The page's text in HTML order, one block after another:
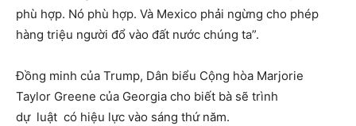
phù hợp. Nó phù hợp. Và Mexico phải ngừng cho phép
hàng triệu người đổ vào đất nước chúng ta”.
Đồng minh của Trump, Dân biểu Cộng hòa Marjorie
Taylor Greene của Georgia cho biết bà sẽ trình
dự luật có hiệu lực vào sáng thứ năm.